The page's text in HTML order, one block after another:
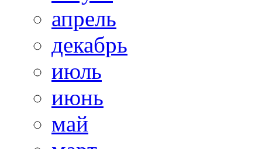
апрель
декабрь
июль
июнь
май